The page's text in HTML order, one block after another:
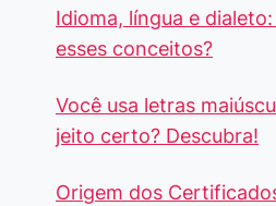
Idioma, língua e
esses conceitos?
Você usa letras
jeito certo? Descubra!
Origem dos